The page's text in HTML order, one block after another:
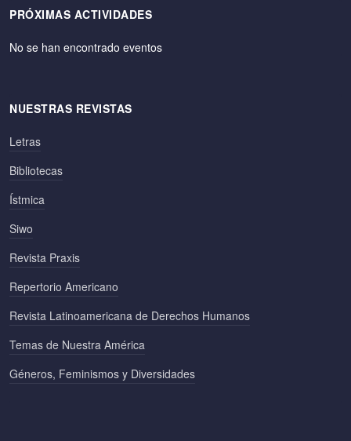
PRÓXIMAS ACTIVIDADES
No se han encontrado eventos
NUESTRAS REVISTAS
Letras
Bibliotecas
Ístmica
Siwo
Revista Praxis
Repertorio Americano
Revista Latinoamericana de Derechos Humanos
Temas de Nuestra América
Géneros, Feminismos y Diversidades